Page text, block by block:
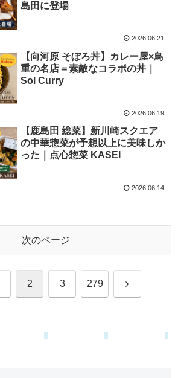
島田に登場
2026.06.21
【向河原 そぼろ丼】カレー屋×鳥
重の名店＝素敵なコラボの丼｜
Sol Curry
2026.06.19
【鹿島田 総菜】新川崎スクエア
の中華惣菜が予想以上に美味しか
った｜点心惣菜 KASEI
2026.06.14
次のページ
2 3 279 次